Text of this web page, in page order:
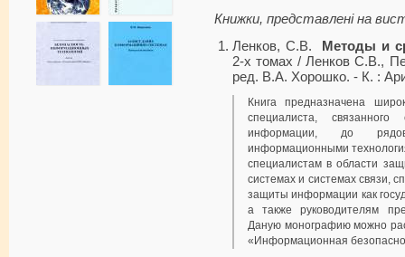
Книжки, представлені на
Ленков, С.В.
Методы и
2-х томах / Ленков С.В.,
ред. В.А. Хорошко. - К. :
Книга предназначена
специалиста,
информации, до
информационными
специалистам в области
системах и системах связи,
защи­ты информации как
а также руководителям
Даную монографию можно
«Информацион­ная